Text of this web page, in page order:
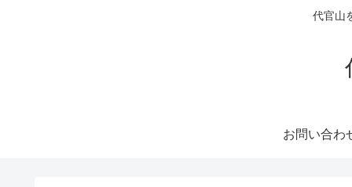
代官山
お問い合わ